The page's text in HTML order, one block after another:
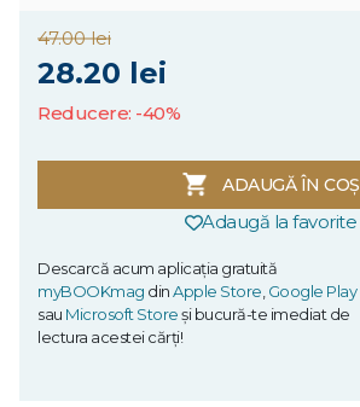
47.00 lei
28.20 lei
Reducere: -40%
ADAUGĂ ÎN COȘ
Adaugă la favorite
Descarcă acum aplicația gratuită
myBOOKmag dinApple Store,Google Play
sau Microsoft Storeși bucură-te imediat de
lectura acestei cărți!